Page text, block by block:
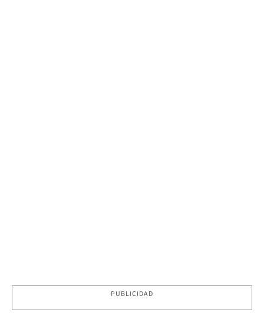
PUBLICIDAD